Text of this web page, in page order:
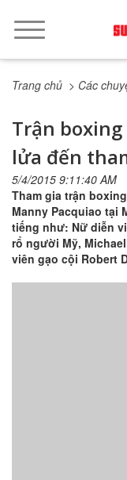
Trang chủ > Các
Trận
lửa đến
5/4/2015 9:11:40 AM
Tham gia trận
Manny Pacquiao tại
tiếng như: Nữ diễn
rổ người Mỹ,
viên gạo cội Robert